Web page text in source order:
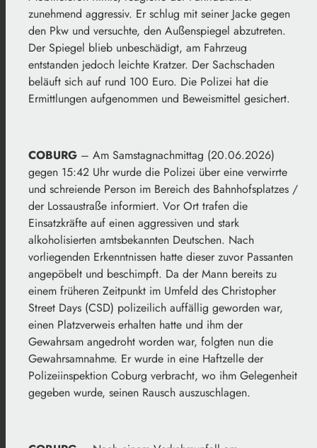
zunehmend aggressiv. Er schlug mit seiner Jacke gegen
den Pkw und versuchte, den Außenspiegel abzutreten.
Der Spiegel blieb unbeschädigt, am Fahrzeug
entstanden jedoch leichte Kratzer. Der Sachschaden
beläuft sich auf rund 100 Euro. Die Polizei hat die
Ermittlungen aufgenommen und Beweismittel gesichert.
COBURG – Am Samstagnachmittag (20.06.2026)
gegen 15:42 Uhr wurde die Polizei über eine verwirrte
und schreiende Person im Bereich des Bahnhofsplatzes /
der Lossaustraße informiert. Vor Ort trafen die
Einsatzkräfte auf einen aggressiven und stark
alkoholisierten amtsbekannten Deutschen. Nach
vorliegenden Erkenntnissen hatte dieser zuvor Passanten
angepöbelt und beschimpft. Da der Mann bereits zu
einem früheren Zeitpunkt im Umfeld des Christopher
Street Days (CSD) polizeilich auffällig geworden war,
einen Platzverweis erhalten hatte und ihm der
Gewahrsam angedroht worden war, folgten nun die
Gewahrsamnahme. Er wurde in eine Haftzelle der
Polizeiinspektion Coburg verbracht, wo ihm Gelegenheit
gegeben wurde, seinen Rausch auszuschlagen.